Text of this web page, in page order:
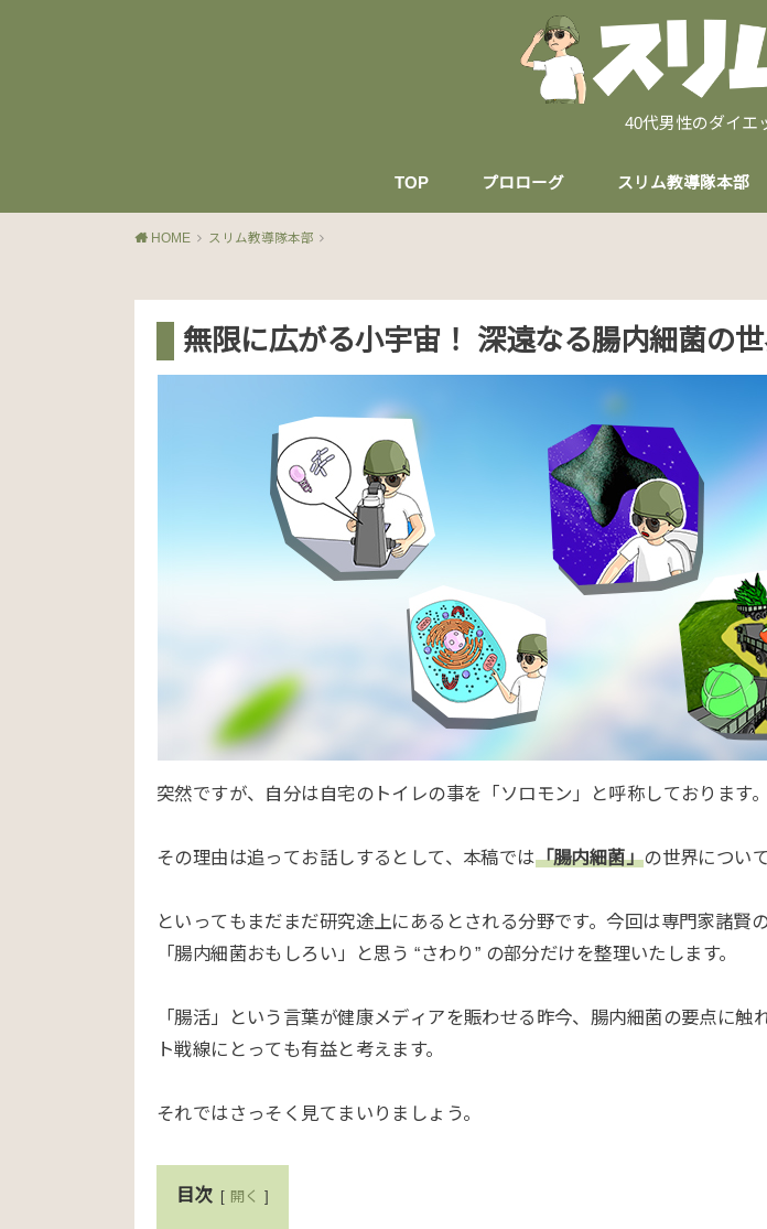
40代男性のダイエ
TOP プロローグ スリム教導隊本部
HOME スリム教導隊本部
無限に広がる小宇宙！ 深遠なる腸内細菌の
突然ですが、自分は自宅のトイレの事を「ソロモン」と呼称しております。
その理由は追ってお話しするとして、本稿では「腸内細菌」の世界につい
といってもまだまだ研究途上にあるとされる分野です。今回は専門家諸賢
「腸内細菌おもしろい」と思う “さわり” の部分だけを整理いたします。
「腸活」という言葉が健康メディアを賑わせる昨今、腸内細菌の要点に触
ト戦線にとっても有益と考えます。
それではさっそく見てまいりましょう。
目次 開く